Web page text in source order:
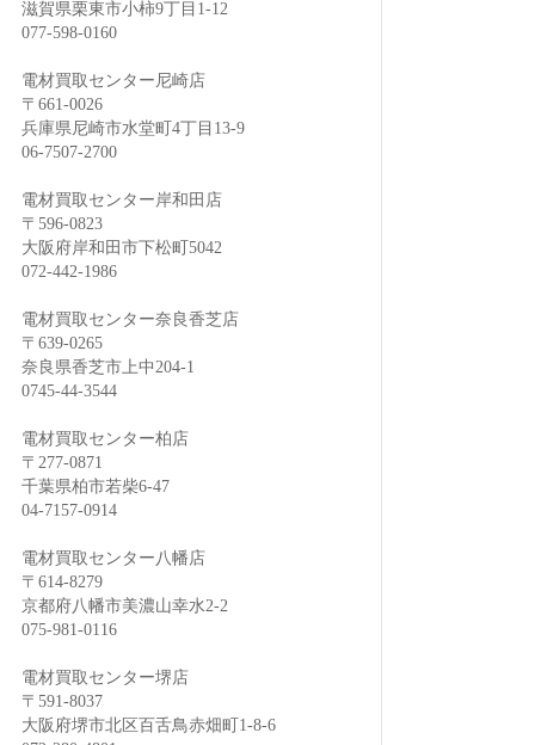
滋賀県栗東市小柿9丁目1-12
077-598-0160
電材買取センター尼崎店
〒661-0026
兵庫県尼崎市水堂町4丁目13-9
06-7507-2700
電材買取センター岸和田店
〒596-0823
大阪府岸和田市下松町5042
072-442-1986
電材買取センター奈良香芝店
〒639-0265
奈良県香芝市上中204-1
0745-44-3544
電材買取センター柏店
〒277-0871
千葉県柏市若柴6-47
04-7157-0914
電材買取センター八幡店
〒614-8279
京都府八幡市美濃山幸水2-2
075-981-0116
電材買取センター堺店
〒591-8037
大阪府堺市北区百舌鳥赤畑町1-8-6